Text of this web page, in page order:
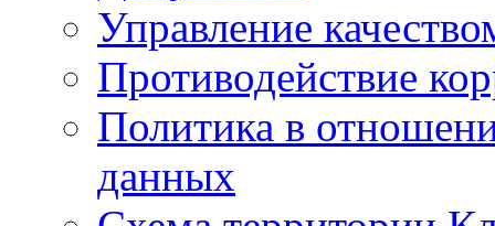
Управление
Противодействие
Политика в
данных